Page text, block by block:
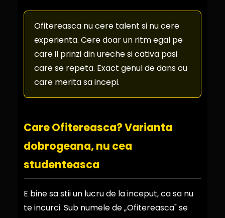
Ofitereasca nu cere talent si nu cere
experienta. Cere doar un ritm egal pe
care il prinzi din ureche si cativa pasi
care se repeta. Exact genul de dans cu
care merita sa incepi.
Care Ofitereasca? Varianta
dobrogeana, nu cea
studenteasca
E bine sa stii un lucru de la inceput, ca sa nu
te incurci. Sub numele de „Ofitereasca" se